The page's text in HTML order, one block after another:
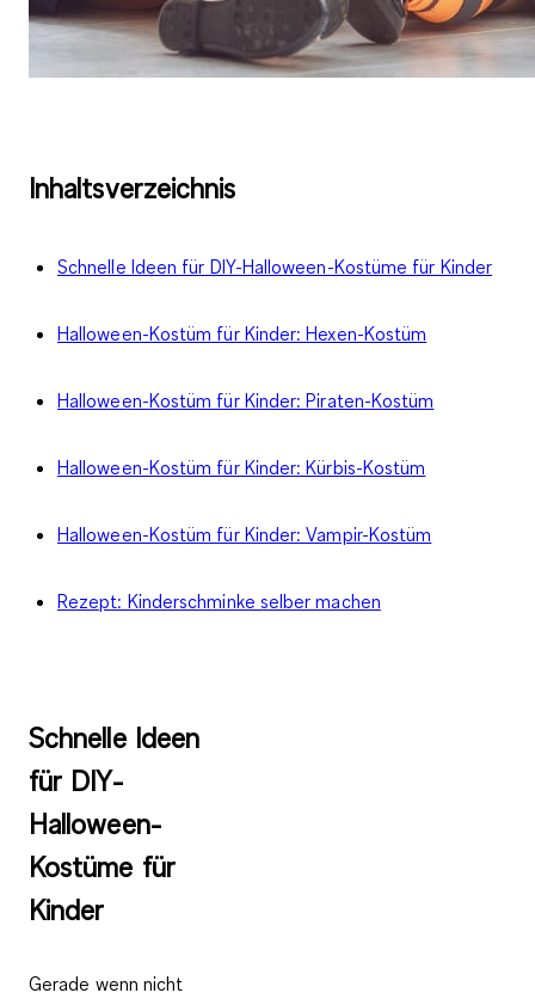
Inhaltsverzeichnis
Schnelle Ideen für DIY-Halloween-Kostüme für Kinder
Halloween-Kostüm für Kinder: Hexen-Kostüm
Halloween-Kostüm für Kinder: Piraten-Kostüm
Halloween-Kostüm für Kinder: Kürbis-Kostüm
Halloween-Kostüm für Kinder: Vampir-Kostüm
Rezept: Kinderschminke selber machen
Schnelle Ideen
für DIY-
Halloween-
Kostüme für
Kinder
Gerade wenn nicht